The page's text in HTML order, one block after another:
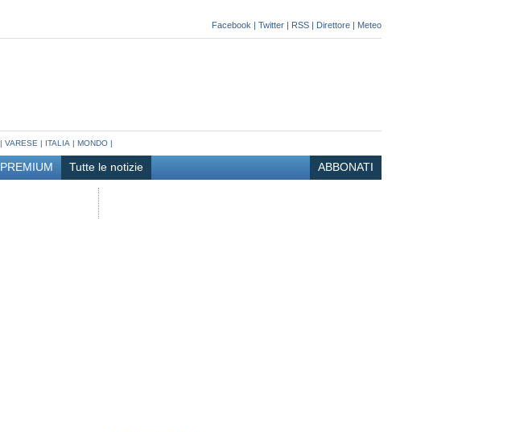
Facebook | Twitter | RSS | Direttore | Meteo
| VARESE | ITALIA | MONDO |
PREMIUM Tutte le notizie ABBONATI